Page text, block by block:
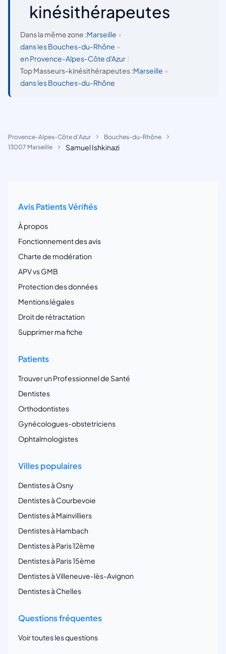
kinésithérapeutes
Dans la même zone :Marseille •
dans les Bouches-du-Rhône •
en Provence-Alpes-Côte d'Azur
Top Masseurs-kinésithérapeutes :Marseille •
dans les Bouches-du-Rhône
Provence-Alpes-Côte d'Azur
Bouches-du-Rhône
13007 Marseille
Samuel Ishkinazi
Avis Patients Vérifiés
À propos
Fonctionnement des avis
Charte de modération
APV vs GMB
Protection des données
Mentions légales
Droit de rétractation
Supprimer ma fiche
Patients
Trouver un Professionnel de Santé
Dentistes
Orthodontistes
Gynécologues-obstetriciens
Ophtalmologistes
Villes populaires
Dentistes à Osny
Dentistes à Courbevoie
Dentistes à Mainvilliers
Dentistes à Hambach
Dentistes à Paris 12ème
Dentistes à Paris 15ème
Dentistes à Villeneuve-lès-Avignon
Dentistes à Chelles
Questions fréquentes
Voir toutes les questions